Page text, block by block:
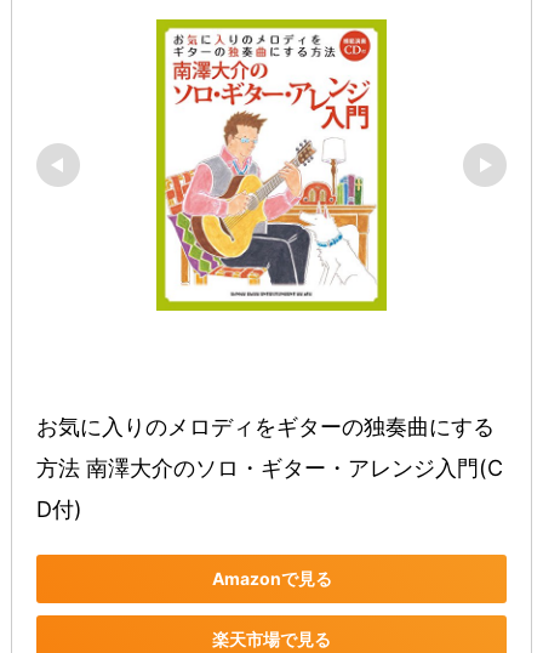
お気に入りのメロディをギターの独奏曲にする
方法 南澤大介のソロ・ギター・アレンジ入門(C
D付)
Amazonで見る
楽天市場で見る